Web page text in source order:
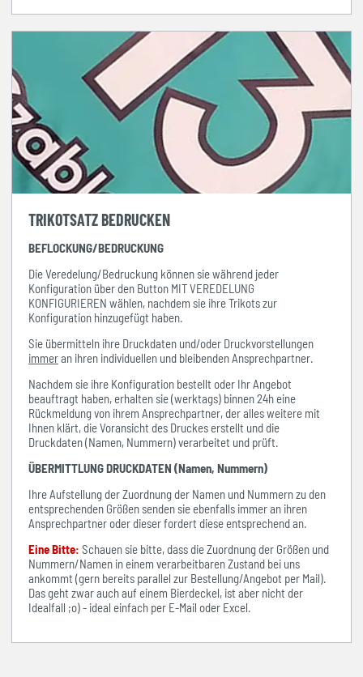
TRIKOTSATZ BEDRUCKEN
BEFLOCKUNG/BEDRUCKUNG
Die Veredelung/Bedruckung können sie während jeder
Konfiguration über den Button MIT VEREDELUNG
KONFIGURIEREN wählen, nachdem sie ihre Trikots zur
Konfiguration hinzugefügt haben.
Sie übermitteln ihre Druckdaten und/oder Druckvorstellungen
immeran ihren individuellen und bleibenden Ansprechpartner.
Nachdem sie ihre Konfiguration bestellt oder Ihr Angebot
beauftragt haben, erhalten sie (werktags) binnen 24h eine
Rückmeldung von ihrem Ansprechpartner, der alles weitere mit
Ihnen klärt, die Voransicht des Druckes erstellt und die
Druckdaten (Namen, Nummern) verarbeitet und prüft.
ÜBERMITTLUNG DRUCKDATEN (Namen, Nummern)
Ihre Aufstellung der Zuordnung der Namen und Nummern zu den
entsprechenden Größen senden sie ebenfalls immer an ihren
Ansprechpartner oder dieser fordert diese entsprechend an.
Eine Bitte: Schauen sie bitte, dass die Zuordnung der Größen und
Nummern/Namen in einem verarbeitbaren Zustand bei uns
ankommt (gern bereits parallel zur Bestellung/Angebot per Mail).
Das geht zwar auch auf einem Bierdeckel, ist aber nicht der
Idealfall ;o) - ideal einfach per E-Mail oder Excel.